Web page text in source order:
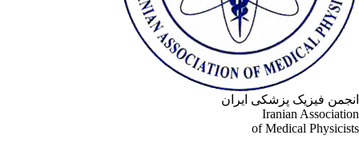
فیزیک پزشکی ایران
Iranian
of Medical